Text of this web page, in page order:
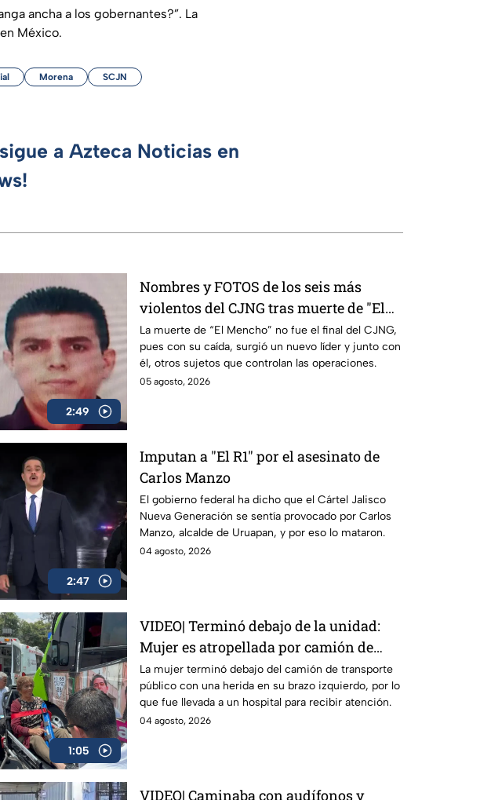
ancha a los gobernantes?”. La
en México.
Morena SCJN
a Azteca Noticias en
2:49
Nombres y FOTOS de los seis más
violentos del CJNG tras muerte de "El
Mencho": ¿qué hace cada uno?
La muerte de “El Mencho” no fue el final del CJNG,
pues con su caída, surgió un nuevo líder y junto con
él, otros sujetos que controlan las operaciones.
05 agosto, 2026
2:47
Imputan a "El R1" por el asesinato de
Carlos Manzo
El gobierno federal ha dicho que el Cártel Jalisco
Nueva Generación se sentía provocado por Carlos
Manzo, alcalde de Uruapan, y por eso lo mataron.
04 agosto, 2026
1:05
VIDEO| Terminó debajo de la unidad:
Mujer es atropellada por camión de
transporte público en la México-
Tacuba; logra sobrevivir
La mujer terminó debajo del camión de transporte
público con una herida en su brazo izquierdo, por lo
que fue llevada a un hospital para recibir atención.
04 agosto, 2026
VIDEO| Caminaba con audífonos y